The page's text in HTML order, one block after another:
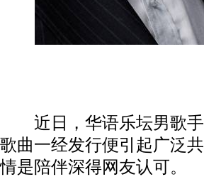
近日，华语乐坛男歌手
歌曲一经发行便引起广泛
情是陪伴深得网友认可。